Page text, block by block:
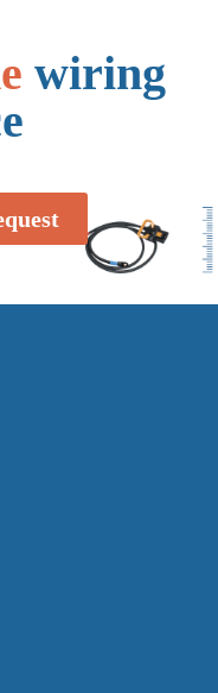
wiring